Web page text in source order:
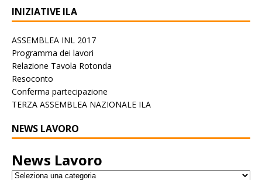
INIZIATIVE ILA
ASSEMBLEA INL 2017
Programma dei lavori
Relazione Tavola Rotonda
Resoconto
Conferma partecipazione
TERZA ASSEMBLEA NAZIONALE ILA
NEWS LAVORO
News Lavoro